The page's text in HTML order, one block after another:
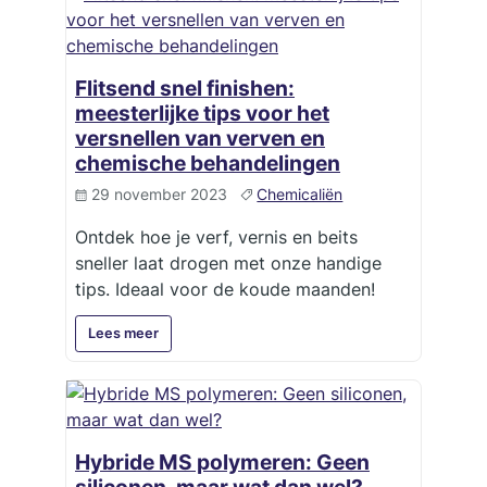
Flitsend snel finishen:
meesterlijke tips voor het
versnellen van verven en
chemische behandelingen
29 november 2023 Chemicaliën
Ontdek hoe je verf, vernis en beits
sneller laat drogen met onze handige
tips. Ideaal voor de koude maanden!
Lees meer
Hybride MS polymeren: Geen